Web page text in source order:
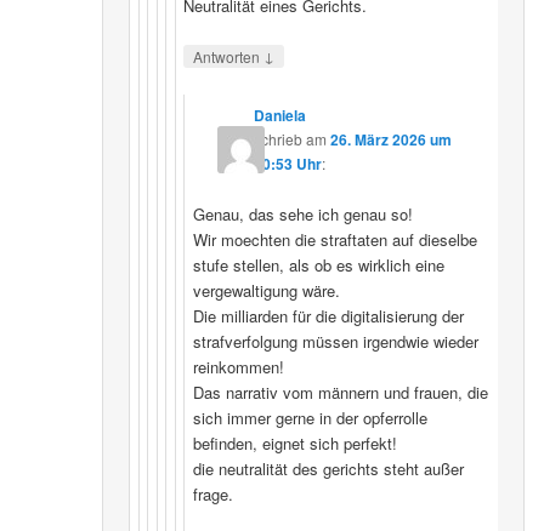
Neutralität eines Gerichts.
Antworten ↓
Daniela
schriebam 26. März 2026 um
10:53 Uhr:
Genau, das sehe ich genau so!
Wir moechten die straftaten auf dieselbe
stufe stellen, als ob es wirklich eine
vergewaltigung wäre.
Die milliarden für die digitalisierung der
strafverfolgung müssen irgendwie wieder
reinkommen!
Das narrativ vom männern und frauen, die
sich immer gerne in der opferrolle
befinden, eignet sich perfekt!
die neutralität des gerichts steht außer
frage.